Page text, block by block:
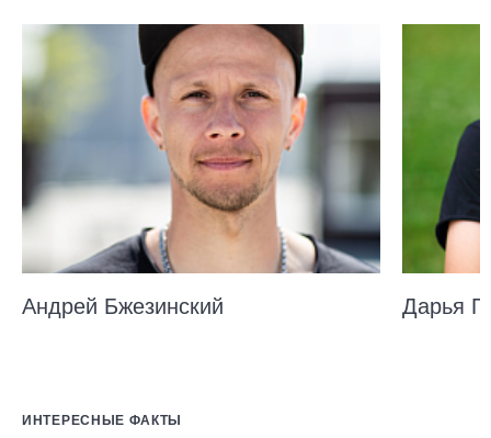
Андрей Бжезинский Дарья
ИНТЕРЕСНЫЕ ФАКТЫ